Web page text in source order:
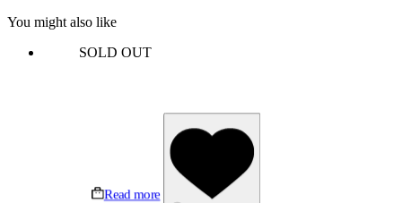
You might also like
SOLD OUT
Read more